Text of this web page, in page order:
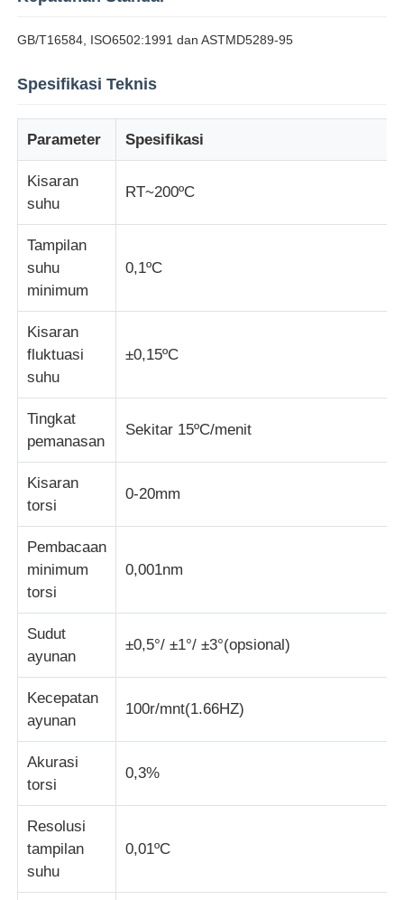
Hubungi kami
Quote request suatu
Peralatan Pengujian Lab
Ruang Uji Lingkungan
Mesin pengujian universal
mesin pengujian abrasi
peralatan pengujian karet
Peralatan Pengujian Alas Kaki
Peralatan pengujian bahan bangunan
Peralatan pengujian kemasan
mesin uji kain
GB/T16584, ISO6502:1991 dan ASTMD5289-95
Spesifikasi Teknis
Parameter Spesifikasi
Kisaran
suhu
RT~200ºC
Tampilan
suhu
minimum
0,1ºC
Kisaran
fluktuasi
suhu
±0,15ºC
Tingkat
pemanasan
Sekitar 15ºC/menit
Kisaran
torsi
0-20mm
Pembacaan
minimum
torsi
0,001nm
Sudut
ayunan
±0,5°/ ±1°/ ±3°(opsional)
Kecepatan
ayunan
100r/mnt(1.66HZ)
Akurasi
torsi
0,3%
Resolusi
tampilan
suhu
0,01ºC